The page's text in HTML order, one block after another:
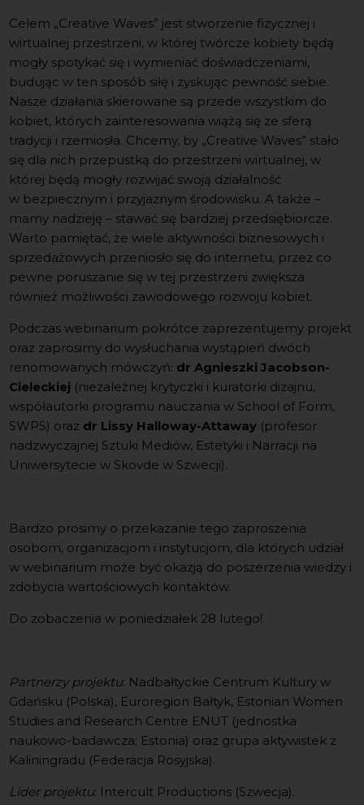
Celem „Creative Waves” jest stworzenie fizycznej i
wirtualnej przestrzeni, w której twórcze kobiety będą
mogły spotykać się i wymieniać doświadczeniami,
budując w ten sposób siłę i zyskując pewność siebie.
Nasze działania skierowane są przede wszystkim do
kobiet, których zainteresowania wiążą się ze sferą
tradycji i rzemiosła. Chcemy, by „Creative Waves” stało
się dla nich przepustką do przestrzeni wirtualnej, w
której będą mogły rozwijać swoją działalność
w bezpiecznym i przyjaznym środowisku. A także –
mamy nadzieję – stawać się bardziej przedsiębiorcze.
Warto pamiętać, że wiele aktywności biznesowych i
sprzedażowych przeniosło się do internetu, przez co
pewne poruszanie się w tej przestrzeni zwiększa
również możliwości zawodowego rozwoju kobiet.
Podczas webinarium pokrótce zaprezentujemy projekt
oraz zaprosimy do wysłuchania wystąpień dwóch
renomowanych mówczyń: dr Agnieszki Jacobson-
Cieleckiej (niezależnej krytyczki i kuratorki dizajnu,
współautorki programu nauczania w School of Form,
SWPS) oraz dr Lissy Halloway-Attaway (profesor
nadzwyczajnej Sztuki Mediów, Estetyki i Narracji na
Uniwersytecie w Skovde w Szwecji).
Bardzo prosimy o przekazanie tego zaproszenia
osobom, organizacjom i instytucjom, dla których udział
w webinarium może być okazją do poszerzenia wiedzy i
zdobycia wartościowych kontaktów.
Do zobaczenia w poniedziałek 28 lutego!
Partnerzy projektu: Nadbałtyckie Centrum Kultury w
Gdańsku (Polska), Euroregion Bałtyk, Estonian Women
Studies and Research Centre ENUT (jednostka
naukowo-badawcza; Estonia) oraz grupa aktywistek z
Kaliningradu (Federacja Rosyjska).
Lider projektu: Intercult Productions (Szwecja).